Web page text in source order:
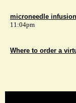
microneedle
11:04pm
Where to order a